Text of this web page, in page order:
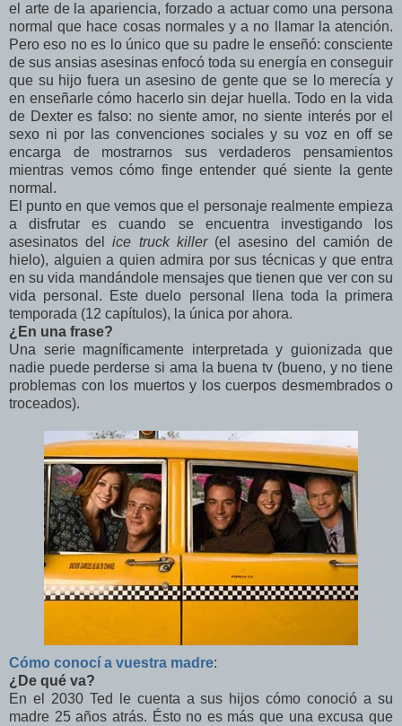
el arte de la apariencia, forzado a actuar como una persona
normal que hace cosas normales y a no llamar la atención.
Pero eso no es lo único que su padre le enseñó: consciente
de sus ansias asesinas enfocó toda su energía en conseguir
que su hijo fuera un asesino de gente que se lo merecía y
en enseñarle cómo hacerlo sin dejar huella. Todo en la vida
de Dexter es falso: no siente amor, no siente interés por el
sexo ni por las convenciones sociales y su voz en off se
encarga de mostrarnos sus verdaderos pensamientos
mientras vemos cómo finge entender qué siente la gente
normal.
El punto en que vemos que el personaje realmente empieza
a disfrutar es cuando se encuentra investigando los
asesinatos delice truck killer(el asesino del camión de
hielo), alguien a quien admira por sus técnicas y que entra
en su vida mandándole mensajes que tienen que ver con su
vida personal. Este duelo personal llena toda la primera
temporada (12 capítulos), la única por ahora.
¿En una frase?
Una serie magníficamente interpretada y guionizada que
nadie puede perderse si ama la buena tv (bueno, y no tiene
problemas con los muertos y los cuerpos desmembrados o
troceados).
Cómo conocí a vuestra madre:
¿De qué va?
En el 2030 Ted le cuenta a sus hijos cómo conoció a su
madre 25 años atrás. Ésto no es más que una excusa que